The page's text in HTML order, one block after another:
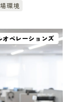
環境
ペレーションズ